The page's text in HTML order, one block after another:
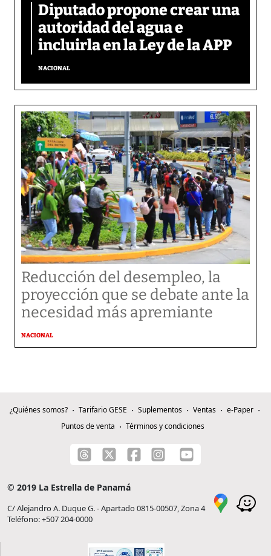
Diputado propone crear una
autoridad del agua e
incluirla en la Ley de la APP
NACIONAL
Reducción del desempleo, la
proyección que se debate ante la
necesidad más apremiante
NACIONAL
¿Quiénes somos? Tarifario GESE Suplementos Ventas
e-Paper
Puntos de venta
Términos y condiciones
© 2019 La Estrella de Panamá
C/ Alejandro A. Duque G. - Apartado 0815-00507, Zona 4
Teléfono: +507 204-0000